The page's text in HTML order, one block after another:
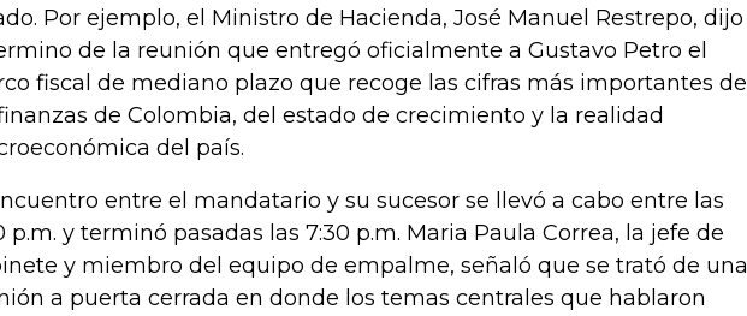
Por ejemplo, el Ministro de Hacienda, José Manuel Restrepo, dijo
de la reunión que entregó oficialmente a Gustavo Petro el
fiscal de mediano plazo que recoge las cifras más importantes de
de Colombia, del estado de crecimiento y la realidad
del país.
entre el mandatario y su sucesor se llevó a cabo entre las
p.m. y terminó pasadas las 7:30 p.m. Maria Paula Correa, la jefe de
y miembro del equipo de empalme, señaló que se trató de una
a puerta cerrada en donde los temas centrales que hablaron